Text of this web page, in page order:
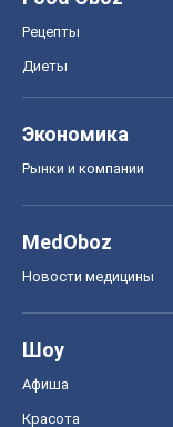
Рецепты
Диеты
Экономика
Рынки и компании
MedOboz
Новости медицины
Шоу
Афиша
Красота